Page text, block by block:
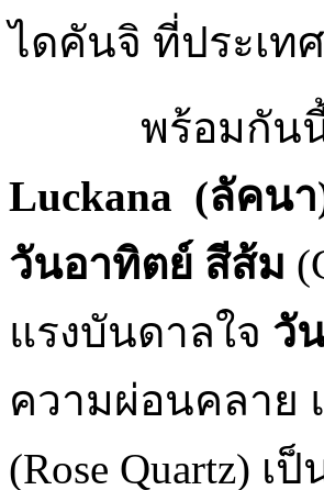
ไดคันจิ ที่ประเท
พร้อมกัน
Luckana (ลัคนา
วันอาทิตย์ สีส้ม
แรงบันดาลใจ วั
ความผ่อนคลาย
(Rose Quartz)